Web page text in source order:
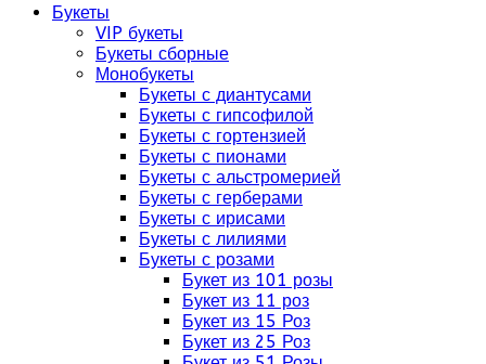
Букеты
VIP букеты
Букеты сборные
Монобукеты
Букеты с диантусами
Букеты с гипсофилой
Букеты с гортензией
Букеты с пионами
Букеты с альстромерией
Букеты с герберами
Букеты с ирисами
Букеты с лилиями
Букеты с розами
Букет из 101 розы
Букет из 11 роз
Букет из 15 Роз
Букет из 25 Роз